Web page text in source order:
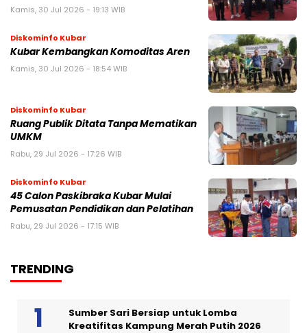
Kamis, 30 Jul 2026 - 19:13 WIB
Diskominfo Kubar
Kubar Kembangkan Komoditas Aren
Kamis, 30 Jul 2026 - 18:54 WIB
Diskominfo Kubar
Ruang Publik Ditata Tanpa Mematikan
UMKM
Rabu, 29 Jul 2026 - 17:26 WIB
Diskominfo Kubar
45 Calon Paskibraka Kubar Mulai
Pemusatan Pendidikan dan Pelatihan
Rabu, 29 Jul 2026 - 17:15 WIB
TRENDING
Sumber Sari Bersiap untuk Lomba
Kreatifitas Kampung Merah Putih 2026